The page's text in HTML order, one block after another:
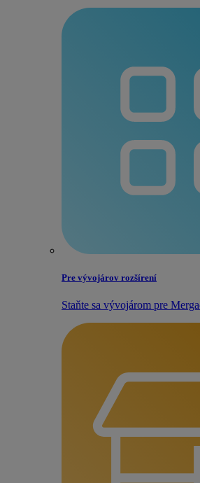
Pre vývojárov rozšírení
Staňte sa vývojárom pre